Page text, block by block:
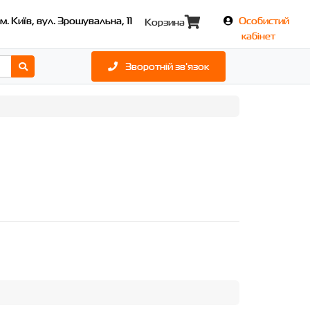
м. Київ, вул. Зрошувальна, 11 Корзина
Особистий
кабінет
Зворотній зв'язок